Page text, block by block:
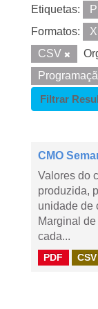
Etiquetas:
Formatos:
CSV
Filtrar
CMO
Valores do
produzida,
unidade de
Marginal
cada...
PDF CSV